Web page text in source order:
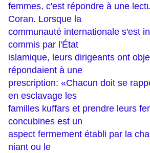
femmes, c'est répondre à une
Coran. Lorsque la
communauté internationale s'est
commis par l'État
islamique, leurs dirigeants ont
répondaient à une
prescription: «Chacun doit se
en esclavage les
familles kuffars et prendre leurs
concubines est un
aspect fermement établi par la
niant ou le